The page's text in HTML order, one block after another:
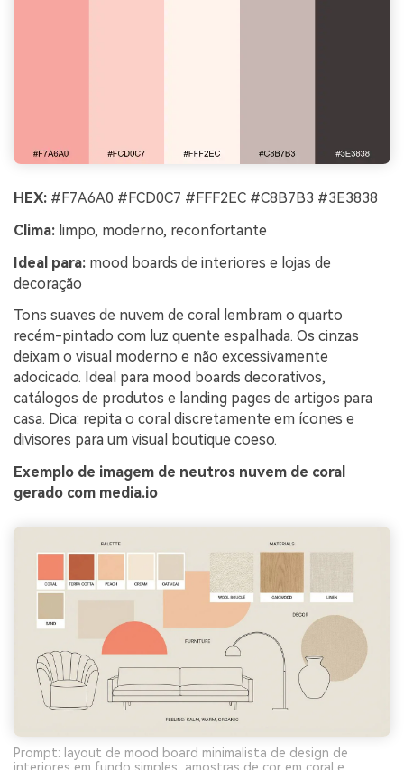
HEX: #F7A6A0 #FCD0C7 #FFF2EC #C8B7B3 #3E3838
Clima: limpo, moderno, reconfortante
Ideal para: mood boards de interiores e lojas de
decoração
Tons suaves de nuvem de coral lembram o quarto
recém-pintado com luz quente espalhada. Os cinzas
deixam o visual moderno e não excessivamente
adocicado. Ideal para mood boards decorativos,
catálogos de produtos e landing pages de artigos para
casa. Dica: repita o coral discretamente em ícones e
divisores para um visual boutique coeso.
Exemplo de imagem de neutros nuvem de coral
gerado com media.io
Prompt: layout de mood board minimalista de design de
interiores em fundo simples, amostras de cor em coral e